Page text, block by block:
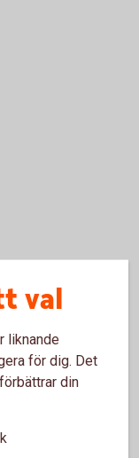
val
liknande
för dig. Det
din